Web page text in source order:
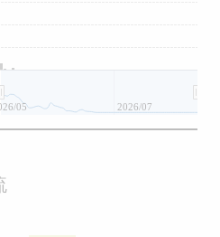
05 2026/07